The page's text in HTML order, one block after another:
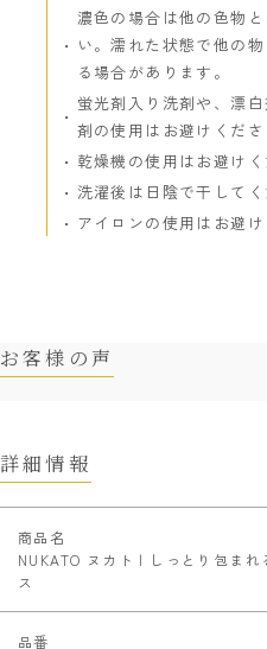
濃色の場合は他の色物
い。濡れた状態で他の
る場合があります。
蛍光剤入り洗剤や、漂
剤の使用はお避けくださ
乾燥機の使用はお避けく
洗濯後は日陰で干してく
アイロンの使用はお避け
お客様の声
詳細情報
商品名
NUKATO ヌカト | しっとり包ま
ス
品番